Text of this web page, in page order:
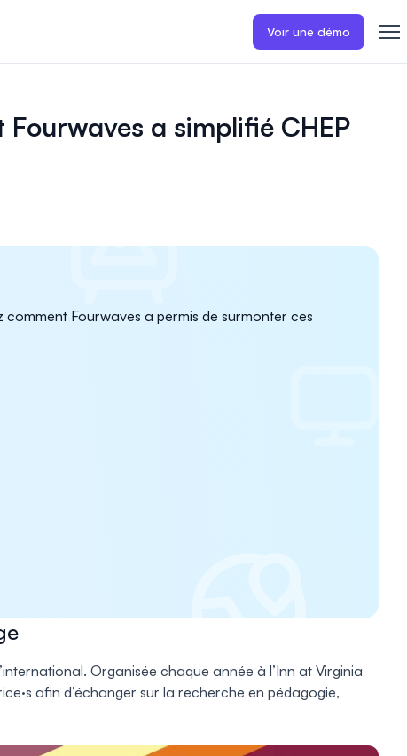
Voir une démo
a simplifié CHEP
Fourwaves a permis de surmonter ces
Organisée chaque année à l’Inn at Virginia
afin d’échanger sur la recherche en pédagogie,